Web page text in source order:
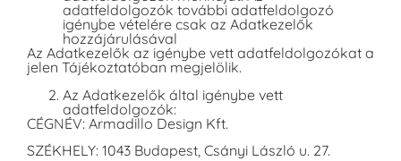
adatfeldolgozók további adatfeldolgozó
igénybe vételére csak az Adatkezelők
hozzájárulásával
Az Adatkezelők az igénybe vett adatfeldolgozókat a
jelen Tájékoztatóban megjelölik.
Az Adatkezelők által igénybe vett
adatfeldolgozók:
CÉGNÉV: Armadillo Design Kft.
SZÉKHELY: 1043 Budapest, Csányi László u. 27.